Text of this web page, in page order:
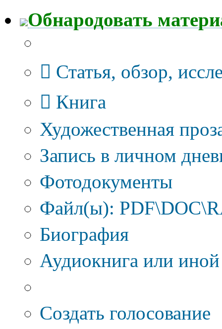
Обнародовать
Статья, обзор,
Книга
Художественная
Запись в личном
Фотодокументы
Файл(ы):
Биография
Аудиокнига или
Создать голосование